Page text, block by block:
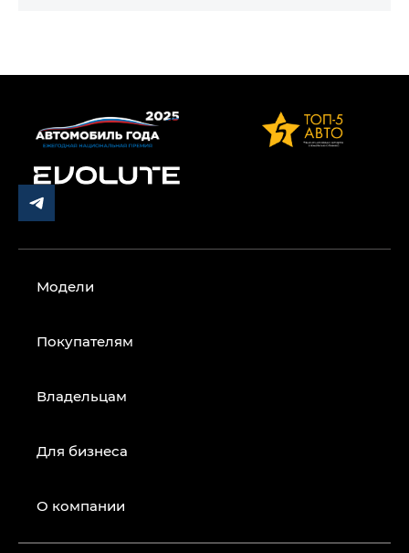
Модели
Покупателям
Владельцам
Для бизнеса
О компании